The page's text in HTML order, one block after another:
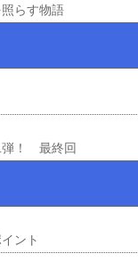
らす物語
弾！ 最終回
ント